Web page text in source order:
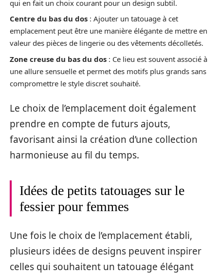
qui en fait un choix courant pour un design subtil.
Centre du bas du dos : Ajouter un tatouage à cet
emplacement peut être une manière élégante de mettre en
valeur des pièces de lingerie ou des vêtements décolletés.
Zone creuse du bas du dos : Ce lieu est souvent associé à
une allure sensuelle et permet des motifs plus grands sans
compromettre le style discret souhaité.
Le choix de l’emplacement doit également
prendre en compte de futurs ajouts,
favorisant ainsi la création d’une collection
harmonieuse au fil du temps.
Idées de petits tatouages sur le
fessier pour femmes
Une fois le choix de l’emplacement établi,
plusieurs idées de designs peuvent inspirer
celles qui souhaitent un tatouage élégant